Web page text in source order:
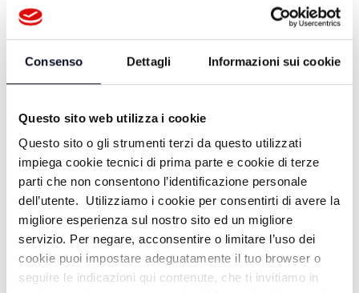
Consenso Dettagli Informazioni sui cookie
Questo sito web utilizza i cookie
Questo sito o gli strumenti terzi da questo utilizzati
impiega cookie tecnici di prima parte e cookie di terze
parti che non consentono l’identificazione personale
dell’utente. Utilizziamo i cookie per consentirti di avere la
migliore esperienza sul nostro sito ed un migliore
servizio. Per negare, acconsentire o limitare l’uso dei
cookie puoi impostare adeguatamente il tuo browser o
seguire le indicazioni qui contenute, che ti invitiamo in
ATTUALITÀ-ROMAGNA: Appartamento fantasma,
Codacons presenta un esposto contro Booking | VIDEO
2 GIORNI FA